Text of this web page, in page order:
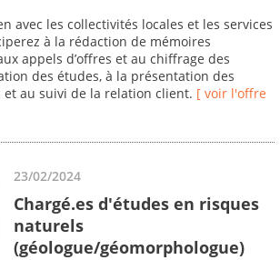
avec les collectivités locales et les services
à la rédaction de mémoires
appels d’offres et au chiffrage des
des études, à la présentation des
au suivi de la relation client. [ voir l'offre
23/02/2024
Chargé.es d'études en risques
naturels
(géologue/géomorphologue)